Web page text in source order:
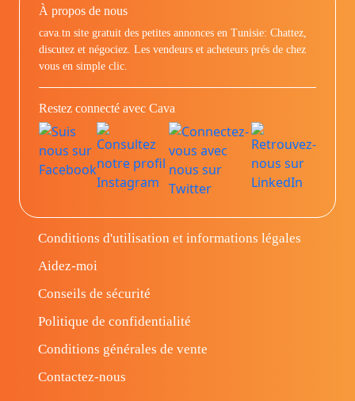
À propos de nous
cava.tn site gratuit des petites annonces en Tunisie: Chattez,
discutez et négociez. Les vendeurs et acheteurs prés de chez
vous en simple clic.
Restez connecté avec Cava
Conditions d'utilisation et informations légales
Aidez-moi
Conseils de sécurité
Politique de confidentialité
Conditions générales de vente
Contactez-nous